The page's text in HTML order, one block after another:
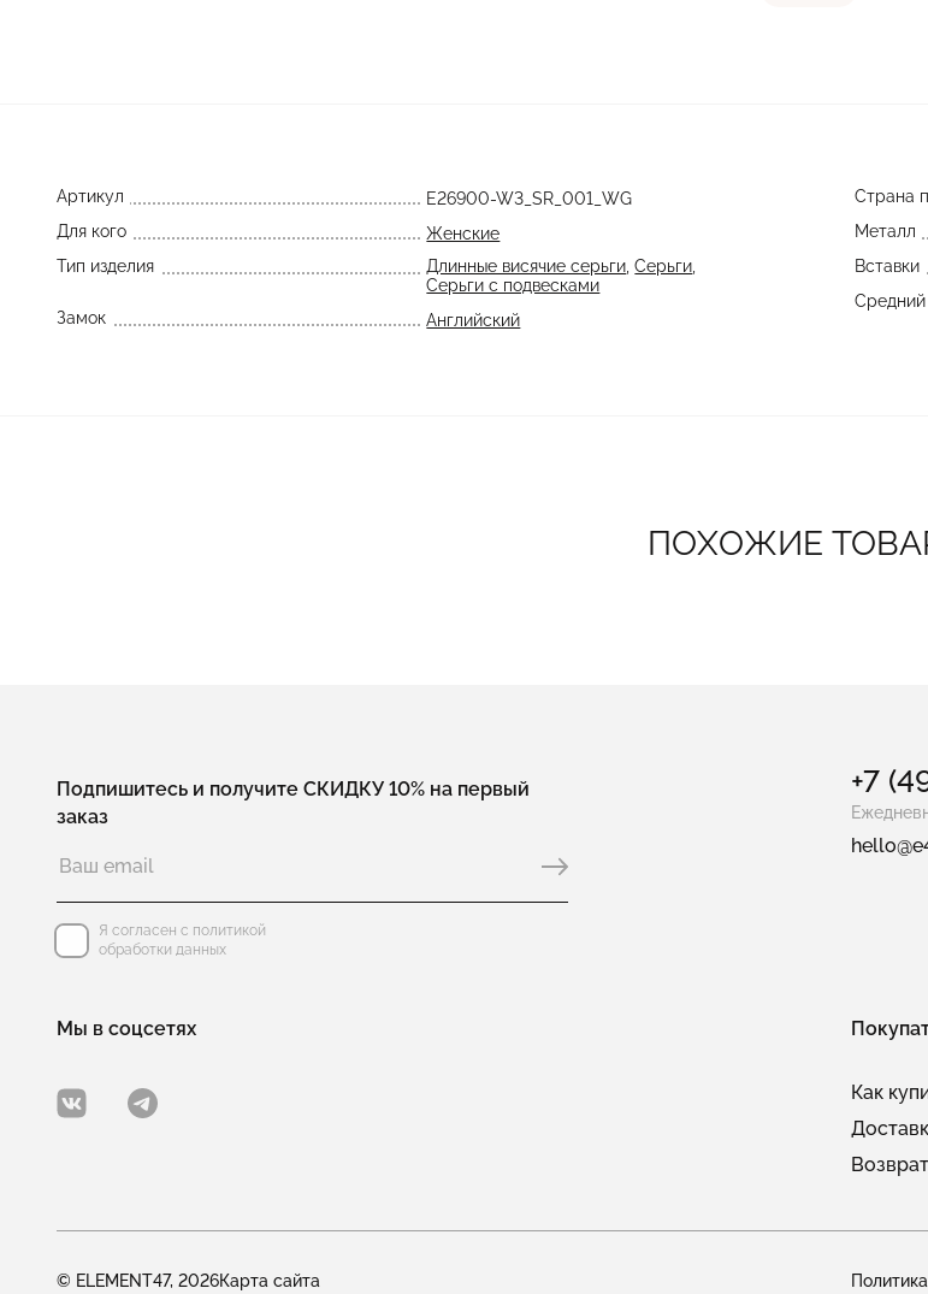
Артикул
E26900-W3_SR_001_WG
Для кого
Женские
Тип изделия
Длинные висячие серьги ,Серьги
Серьги с подвесками
Замок
Английский
Страна
Металл
Вставки
Средний
ПОХОЖИЕ
Подпишитесь и получите СКИДКУ 10% на первый
заказ
Я согласен с политикой
обработки данных
+7
Мы в соцсетях
Как
Возврат
© ELEMENT47, 2026Карта сайта